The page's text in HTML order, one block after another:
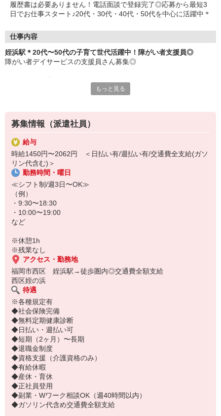
履歴書は必要ありません！電話面談で登録完了◎応募から最短3
日でお仕事スタート♪20代・30代・40代・50代を中心に活躍中＊
仕事内容
姪浜駅＊20代〜50代の子育て世代活躍中！障がい者支援員◎
障がい者デイサービスの支援員さん募集◎
・利用者さんの送迎（できる方のみ）
など
利用者さんにやさしく寄り添うお仕事です♪自分の子どものように接
してあげてください＊子育て経験がある方は培ったノウハウを活か
せます◎
働く時間は日勤帯のみ！プライベートとの両立もラクラクです＊シ
フトの相談も柔軟に対応します！
もっと見る
募集情報（派遣社員）
給与
時給1450円〜2062円 ＜日払い有/週払い有/交通費全支給(ガソ
リン代含む)＞
勤務時間・曜日
≪シフト制/週3日〜OK≫
（例）
・9:30〜18:30
・10:00〜19:00
など
※休憩1h
※残業なし
アクセス・勤務地
福岡市西区 姪浜駅→徒歩圏内◎交通費全額支給
西区姪の浜
待遇
※各種規定有
◆社会保険完備
◆無料定期健康診断
◆日払い・週払い可
◆短期（2ヶ月）〜長期
◆退職金制度
◆資格支援（介護資格のみ）
◆有給休暇
◆産休・育休
◆正社員登用
◆副業・Wワーク相談OK（週40時間以内）
◆ガソリン代含め交通費全額支給